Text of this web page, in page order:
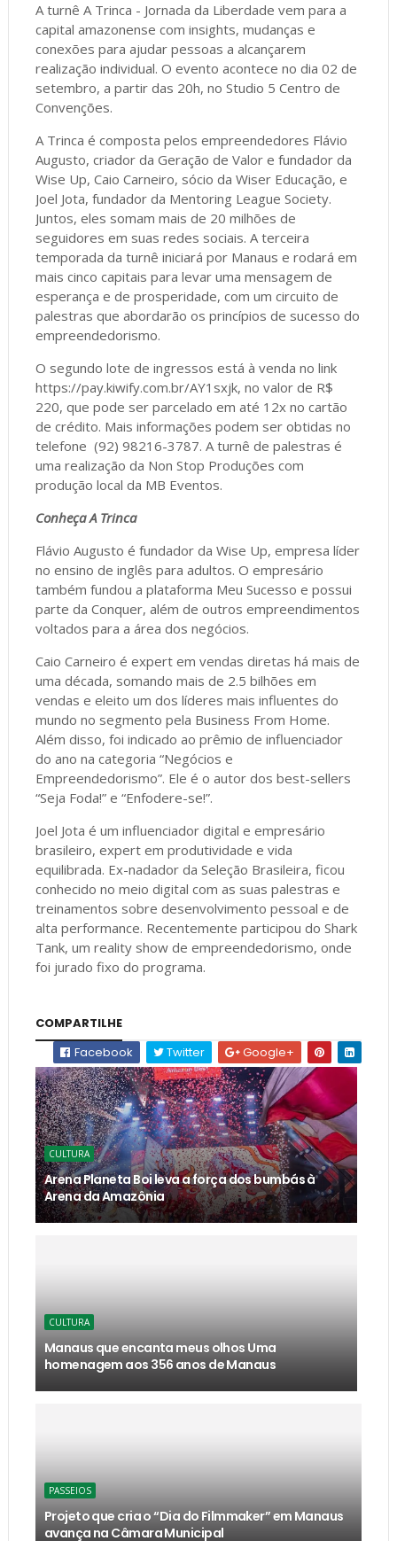
A turnê A Trinca - Jornada da Liberdade vem para a
capital amazonense com insights, mudanças e
conexões para ajudar pessoas a alcançarem
realização individual. O evento acontece no dia 02 de
setembro, a partir das 20h, no Studio 5 Centro de
Convenções.
A Trinca é composta pelos empreendedores Flávio
Augusto, criador da Geração de Valor e fundador da
Wise Up, Caio Carneiro, sócio da Wiser Educação, e
Joel Jota, fundador da Mentoring League Society.
Juntos, eles somam mais de 20 milhões de
seguidores em suas redes sociais. A terceira
temporada da turnê iniciará por Manaus e rodará em
mais cinco capitais para levar uma mensagem de
esperança e de prosperidade, com um circuito de
palestras que abordarão os princípios de sucesso do
empreendedorismo.
O segundo lote de ingressos está à venda no link
https://pay.kiwify.com.br/AY1sxjk, no valor de R$
220, que pode ser parcelado em até 12x no cartão
de crédito. Mais informações podem ser obtidas no
telefone (92) 98216-3787. A turnê de palestras é
uma realização da Non Stop Produções com
produção local da MB Eventos.
Conheça A Trinca
Flávio Augusto é fundador da Wise Up, empresa líder
no ensino de inglês para adultos. O empresário
também fundou a plataforma Meu Sucesso e possui
parte da Conquer, além de outros empreendimentos
voltados para a área dos negócios.
Caio Carneiro é expert em vendas diretas há mais de
uma década, somando mais de 2.5 bilhões em
vendas e eleito um dos líderes mais influentes do
mundo no segmento pela Business From Home.
Além disso, foi indicado ao prêmio de influenciador
do ano na categoria “Negócios e
Empreendedorismo”. Ele é o autor dos best-sellers
“Seja Foda!” e “Enfodere-se!”.
Joel Jota é um influenciador digital e empresário
brasileiro, expert em produtividade e vida
equilibrada. Ex-nadador da Seleção Brasileira, ficou
conhecido no meio digital com as suas palestras e
treinamentos sobre desenvolvimento pessoal e de
alta performance. Recentemente participou do Shark
Tank, um reality show de empreendedorismo, onde
foi jurado fixo do programa.
COMPARTILHE
Facebook
Twitter Google+
CULTURA
Arena Planeta Boi leva a força dos bumbás à
Arena da Amazônia
CULTURA
Manaus que encanta meus olhos Uma
homenagem aos 356 anos de Manaus
PASSEIOS
Projeto que cria o “Dia do Filmmaker” em Manaus
avança na Câmara Municipal